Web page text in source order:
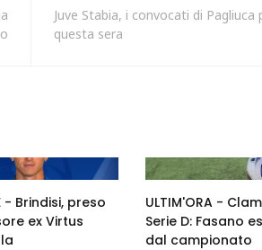
Juve Stabia, i convocati di Pagliuca
questa sera
- Brindisi, preso
ex Virtus
ULTIM'ORA -
Serie D: Fasano
dal campionato